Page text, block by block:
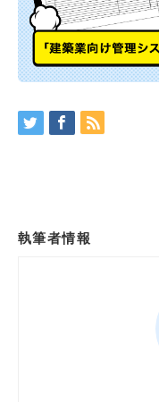
執筆者情報